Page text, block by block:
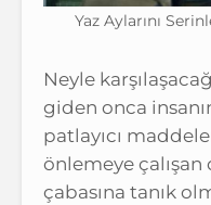
Yaz Aylarını
Neyle
giden onca
patlayıcı
önlemeye
çabasına tanık